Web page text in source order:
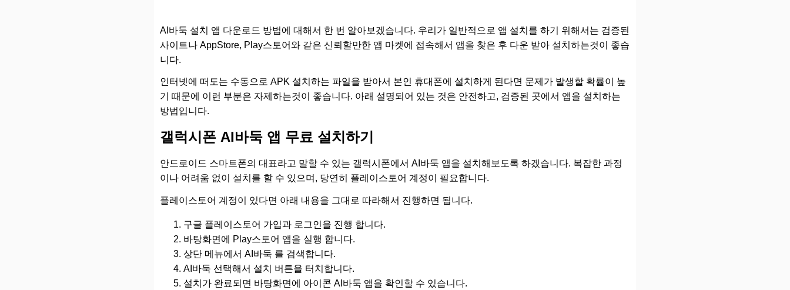
AI바둑 설치 앱 다운로드 방법에 대해서 한 번 알아보겠습니다. 우리가 일반적으로 앱 설치를 하기 위해서는 검증된
사이트나 AppStore, Play스토어와 같은 신뢰할만한 앱 마켓에 접속해서 앱을 찾은 후 다운 받아 설치하는것이 좋습
니다.
인터넷에 떠도는 수동으로 APK 설치하는 파일을 받아서 본인 휴대폰에 설치하게 된다면 문제가 발생할 확률이 높
기 때문에 이런 부분은 자제하는것이 좋습니다. 아래 설명되어 있는 것은 안전하고, 검증된 곳에서 앱을 설치하는
방법입니다.
갤럭시폰 AI바둑 앱 무료 설치하기
안드로이드 스마트폰의 대표라고 말할 수 있는 갤럭시폰에서 AI바둑 앱을 설치해보도록 하겠습니다. 복잡한 과정
이나 어려움 없이 설치를 할 수 있으며, 당연히 플레이스토어 계정이 필요합니다.
플레이스토어 계정이 있다면 아래 내용을 그대로 따라해서 진행하면 됩니다.
구글 플레이스토어 가입과 로그인을 진행 합니다.
바탕화면에 Play스토어 앱을 실행 합니다.
상단 메뉴에서 AI바둑 를 검색합니다.
AI바둑 선택해서 설치 버튼을 터치합니다.
설치가 완료되면 바탕화면에 아이콘 AI바둑 앱을 확인할 수 있습니다.